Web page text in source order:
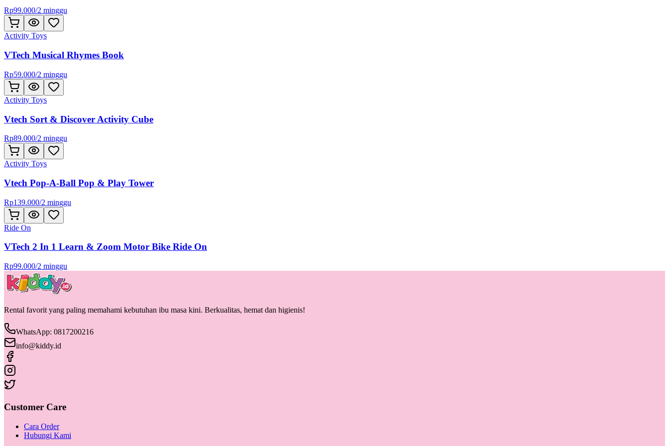
Rp99.000/2 minggu
Activity Toys
VTech Musical Rhymes Book
Rp59.000/2 minggu
Activity Toys
Vtech Sort & Discover Activity Cube
Rp89.000/2 minggu
Activity Toys
Vtech Pop-A-Ball Pop & Play Tower
Rp139.000/2 minggu
Ride On
VTech 2 In 1 Learn & Zoom Motor Bike Ride On
Rp99.000/2 minggu
Rental favorit yang paling memahami kebutuhan ibu masa kini. Berkualitas, hemat dan higienis!
WhatsApp: 0817200216
info@kiddy.id
Customer Care
Cara Order
Hubungi Kami